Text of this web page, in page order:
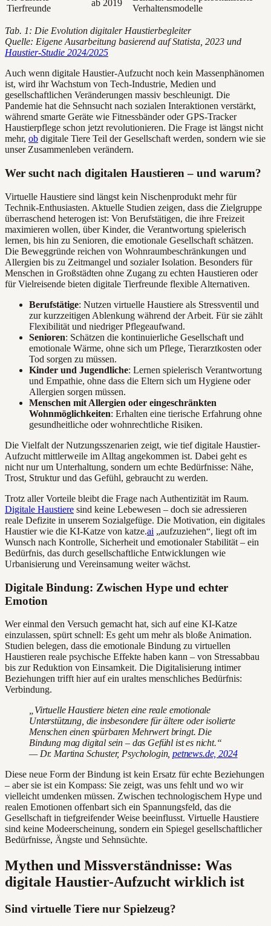
Tierfreunde
ab 2019
Verhaltensmodelle
Tab. 1: Die Evolution digitaler Haustierbegleiter
Quelle: Eigene Ausarbeitung basierend auf Statista, 2023 und
Haustier-Studie 2024/2025
Auch wenn digitale Haustier-Aufzucht noch kein Massenphänomen
ist, wird ihr Wachstum von Tech-Industrie, Medien und
gesellschaftlichen Veränderungen massiv beschleunigt. Die
Pandemie hat die Sehnsucht nach sozialen Interaktionen verstärkt,
während smarte Geräte wie Fitnessbänder oder GPS-Tracker
Haustierpflege schon jetzt revolutionieren. Die Frage ist längst nicht
mehr, ob digitale Tiere Teil der Gesellschaft werden, sondern wie sie
unser Zusammenleben verändern.
Wer sucht nach digitalen Haustieren – und warum?
Virtuelle Haustiere sind längst kein Nischenprodukt mehr für
Technik-Enthusiasten. Aktuelle Studien zeigen, dass die Zielgruppe
überraschend heterogen ist: Von Berufstätigen, die ihre Freizeit
maximieren wollen, über Kinder, die Verantwortung spielerisch
lernen, bis hin zu Senioren, die emotionale Gesellschaft schätzen.
Die Beweggründe reichen von Wohnraumbeschränkungen und
Allergien bis zu Zeitmangel und sozialer Isolation. Besonders für
Menschen in Großstädten ohne Zugang zu echten Haustieren oder
für Vielreisende bieten digitale Tierfreunde flexible Alternativen.
Berufstätige: Nutzen virtuelle Haustiere als Stressventil und
zur kurzzeitigen Ablenkung während der Arbeit. Für sie zählt
Flexibilität und niedriger Pflegeaufwand.
Senioren: Schätzen die kontinuierliche Gesellschaft und
emotionale Wärme, ohne sich um Pflege, Tierarztkosten oder
Tod sorgen zu müssen.
Kinder und Jugendliche: Lernen spielerisch Verantwortung
und Empathie, ohne dass die Eltern sich um Hygiene oder
Allergien sorgen müssen.
Menschen mit Allergien oder eingeschränkten
Wohnmöglichkeiten: Erhalten eine tierische Erfahrung ohne
gesundheitliche oder wohnrechtliche Risiken.
Die Vielfalt der Nutzungsszenarien zeigt, wie tief digitale Haustier-
Aufzucht mittlerweile im Alltag angekommen ist. Dabei geht es
nicht nur um Unterhaltung, sondern um echte Bedürfnisse: Nähe,
Trost, Struktur und das Gefühl, gebraucht zu werden.
Trotz aller Vorteile bleibt die Frage nach Authentizität im Raum.
Digitale Haustiere sind keine Lebewesen – doch sie adressieren
reale Defizite in unserem Sozialgefüge. Die Motivation, ein digitales
Haustier wie die KI-Katze von katze.ai „aufzuziehen“, liegt oft im
Wunsch nach Kontrolle, Sicherheit und emotionaler Stabilität – ein
Bedürfnis, das durch gesellschaftliche Entwicklungen wie
Urbanisierung und Vereinsamung weiter wächst.
Digitale Bindung: Zwischen Hype und echter
Emotion
Wer einmal den Versuch gemacht hat, sich auf eine KI-Katze
einzulassen, spürt schnell: Es geht um mehr als bloße Animation.
Studien belegen, dass die emotionale Bindung zu virtuellen
Haustieren reale psychische Effekte haben kann – von Stressabbau
bis zur Reduktion von Einsamkeit. Die Digitalisierung intimer
Beziehungen trifft hier auf ein uraltes menschliches Bedürfnis:
Verbindung.
„Virtuelle Haustiere bieten eine reale emotionale
Unterstützung, die insbesondere für ältere oder isolierte
Menschen einen spürbaren Mehrwert bringt. Die
Bindung mag digital sein – das Gefühl ist es nicht.“
— Dr. Martina Schuster, Psychologin,petnews.de, 2024
Diese neue Form der Bindung ist kein Ersatz für echte Beziehungen
– aber sie ist ein Kompass: Sie zeigt, was uns fehlt und wo wir
vielleicht umdenken müssen. Zwischen technologischem Hype und
realen Emotionen offenbart sich ein Spannungsfeld, das die
Gesellschaft in tiefgreifender Weise beeinflusst. Virtuelle Haustiere
sind keine Modeerscheinung, sondern ein Spiegel gesellschaftlicher
Bedürfnisse, Ängste und Sehnsüchte.
Mythen und Missverständnisse: Was
digitale Haustier-Aufzucht wirklich ist
Sind virtuelle Tiere nur Spielzeug?